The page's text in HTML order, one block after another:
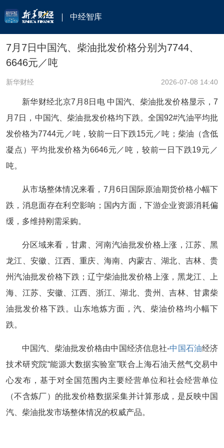
中经智库
7月7日中国汽、柴油批发价格分别为7744、
6646元／吨
新华财经 2026-07-08 14:40
新华财经北京7月8日电 中国汽、柴油批发价格显示，7
月7日，中国汽、柴油批发价格均下跌。全国92#汽油平均批
发价格为7744元／吨，较前一日下跌15元／吨；柴油（含低
凝点）平均批发价格为6646元／吨，较前一日下跌19元／
吨。
从市场整体情况来看，7月6日国际原油期货价格小幅下
跌，消息面存在利空影响；国内方面，下游企业资源消耗偏
缓，多维持刚需采购。
分区域来看，甘肃、河南汽油批发价格上涨，江苏、黑
龙江、安徽、江西、重庆、海南、内蒙古、湖北、吉林、贵
州汽油批发价格下跌；辽宁柴油批发价格上涨，黑龙江、上
海、江苏、安徽、江西、浙江、湖北、贵州、吉林、甘肃柴
油批发价格下跌。山东地炼方面，汽、柴油价格均小幅下
跌。
中国汽、柴油批发价格由中国经济信息社-中国石油经济
技术研究院“能源大数据实验室”联合上海石油天然气交易中
心发布，基于对全国范围内主要经营单位和社会经营单位
（不含炼厂）的批发价格数据采集并计算形成，是反映中国
汽、柴油批发市场整体情况的权威产品。